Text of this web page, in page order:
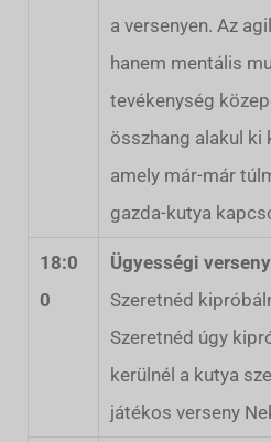
a versenyen. Az
hanem mentális
tevékenység
összhang alakul ki
amely már-már
gazda-kutya
18:0
0
Ügyességi
Szeretnéd
Szeretnéd úgy
kerülnél a kutya
játékos verseny